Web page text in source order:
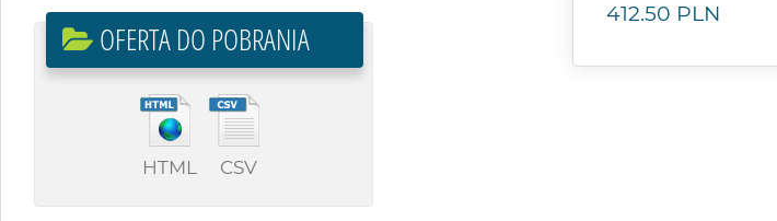
OFERTA DO POBRANIA
HTML CSV
412.50 PLN